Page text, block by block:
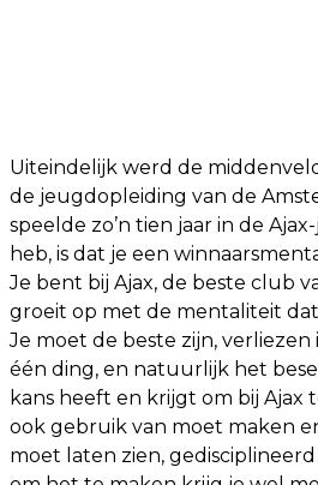
Uiteindelijk werd de
de jeugdopleiding van de
speelde zo’n tien jaar in de
heb, is dat je een
Je bent bij Ajax, de beste club
groeit op met de mentaliteit
Je moet de beste zijn, verliezen
één ding, en natuurlijk het
kans heeft en krijgt om bij Ajax
ook gebruik van moet maken
moet laten zien, gedisciplineerd